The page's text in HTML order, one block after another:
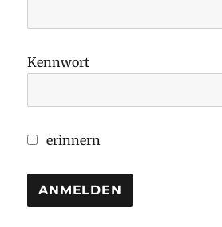
Kennwort
erinnern